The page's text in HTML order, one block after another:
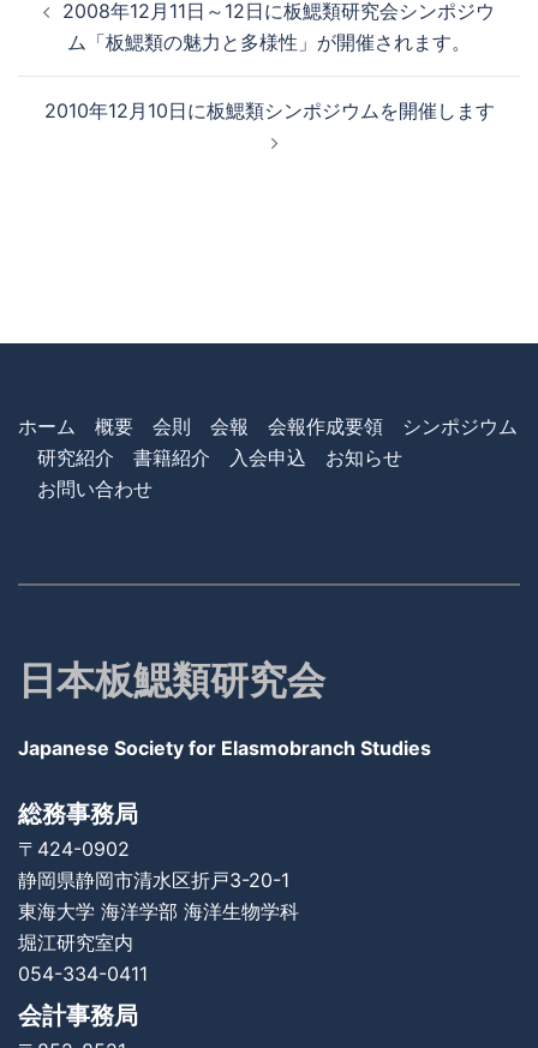
2008年12月11日～12日に板鰓類研究会シンポジウ
ム「板鰓類の魅力と多様性」が開催されます。
2010年12月10日に板鰓類シンポジウムを開催します
ホーム 概要 会則 会報 会報作成要領
シンポジウム
研究紹介
書籍紹介 入会申込
お知らせ
お問い合わせ
日本板鰓類研究会
Japanese Society for Elasmobranch Studies
総務事務局
〒424-0902
静岡県静岡市清水区折戸3-20-1
東海大学 海洋学部 海洋生物学科
堀江研究室内
054-334-0411
会計事務局